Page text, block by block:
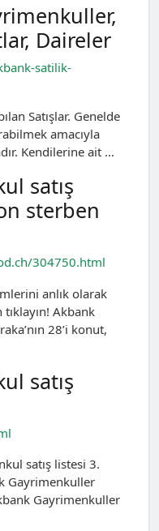
Daireler
satilik-
Satışlar. Genelde
amacıyla
Kendilerine ait …
satış
sterben
304750.html
anlık olarak
Akbank
28’i konut,
satış
satış listesi 3.
Gayrimenkuller
Gayrimenkuller